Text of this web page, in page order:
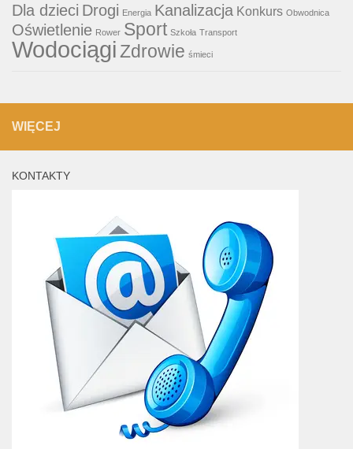
Dla dzieci Drogi Energia Kanalizacja Konkurs Obwodnica
Oświetlenie Rower Sport Szkoła Transport
WodociągiZdrowie śmieci
WIĘCEJ
KONTAKTY